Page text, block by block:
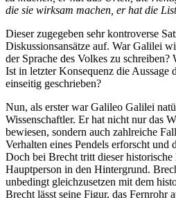
die sie wirksam machen, er hat die
Dieser zugegeben sehr kontroverse
Diskussionsansätze auf. War Galilei
der Sprache des Volkes zu
Ist in letzter Konsequenz die Aussage
einseitig geschrieben?
Nun, als erster war Galileo Galilei
Wissenschaftler. Er hat nicht nur das
bewiesen, sondern auch zahlreiche
Verhalten eines Pendels erforscht und
Doch bei Brecht tritt dieser
Hauptperson in den Hintergrund.
unbedingt gleichzusetzen mit dem
Brecht lässt seine Figur, das Fernrohr